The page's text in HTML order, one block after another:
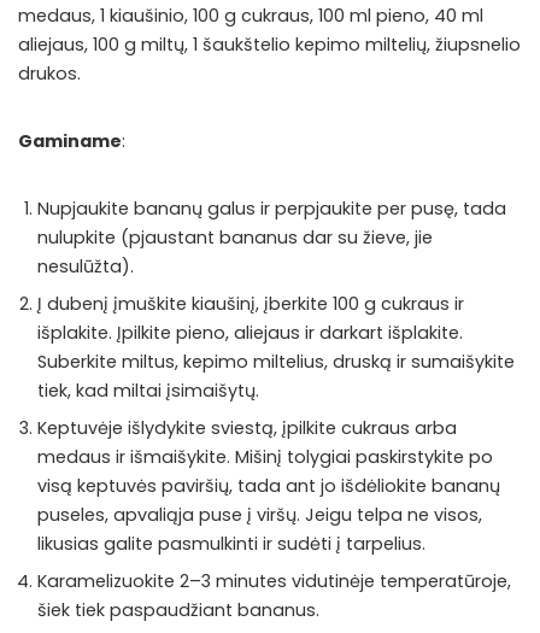
medaus, 1 kiaušinio, 100 g cukraus, 100 ml pieno, 40 ml
aliejaus, 100 g miltų, 1 šaukštelio kepimo miltelių, žiupsnelio
drukos.
Gaminame:
Nupjaukite bananų galus ir perpjaukite per pusę, tada
nulupkite (pjaustant bananus dar su žieve, jie
nesulūžta).
Į dubenį įmuškite kiaušinį, įberkite 100 g cukraus ir
išplakite. Įpilkite pieno, aliejaus ir darkart išplakite.
Suberkite miltus, kepimo miltelius, druską ir sumaišykite
tiek, kad miltai įsimaišytų.
Keptuvėje išlydykite sviestą, įpilkite cukraus arba
medaus ir išmaišykite. Mišinį tolygiai paskirstykite po
visą keptuvės paviršių, tada ant jo išdėliokite bananų
puseles, apvaliąja puse į viršų. Jeigu telpa ne visos,
likusias galite pasmulkinti ir sudėti į tarpelius.
Karamelizuokite 2–3 minutes vidutinėje temperatūroje,
šiek tiek paspaudžiant bananus.